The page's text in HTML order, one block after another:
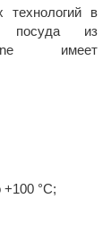
технологий в
посуда из
имеет
°C;